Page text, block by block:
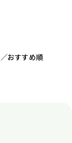
／おすすめ順